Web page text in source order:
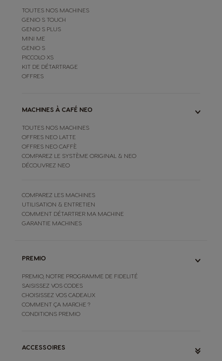
TOUTES NOS MACHINES
GENIO S TOUCH
GENIO S PLUS
MINI ME
GENIO S
PICCOLO XS
KIT DE DÉTARTRAGE
OFFRES
MACHINES À CAFÉ NEO
TOUTES NOS MACHINES
OFFRES NEO LATTE
OFFRES NEO CAFFÈ
COMPAREZ LE SYSTÈME ORIGINAL & NEO
DÉCOUVREZ NEO
COMPAREZ LES MACHINES
UTILISATION & ENTRETIEN
COMMENT DÉTARTRER MA MACHINE
GARANTIE MACHINES
PREMIO
PREMIO, NOTRE PROGRAMME DE FIDELITÉ
SAISISSEZ VOS CODES
CHOISISSEZ VOS CADEAUX
COMMENT ÇA MARCHE ?
CONDITIONS PREMIO
ACCESSOIRES